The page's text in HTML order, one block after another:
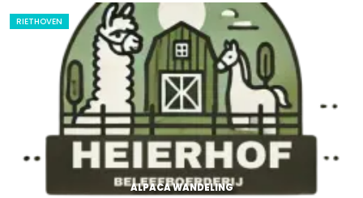
RIETHOVEN
ALPACA WANDELING